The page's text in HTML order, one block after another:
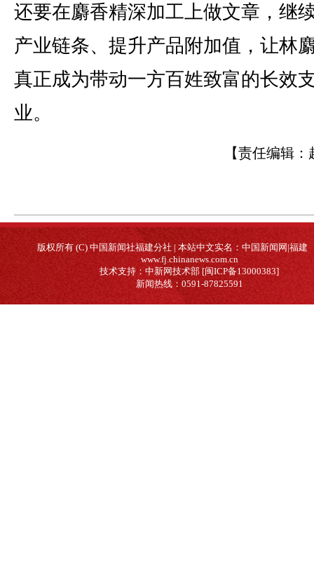
还要在麝香精深加工上做文章，继
产业链条、提升产品附加值，让林
真正成为带动一方百姓致富的长效
业。
【责任编辑：
版权所有 (C) 中国新闻社福建分社 | 本站中文实名：中国新闻网|福建
www.fj.chinanews.com.cn
技术支持：中新网技术部 [闽ICP备13000383]
新闻热线：0591-87825591